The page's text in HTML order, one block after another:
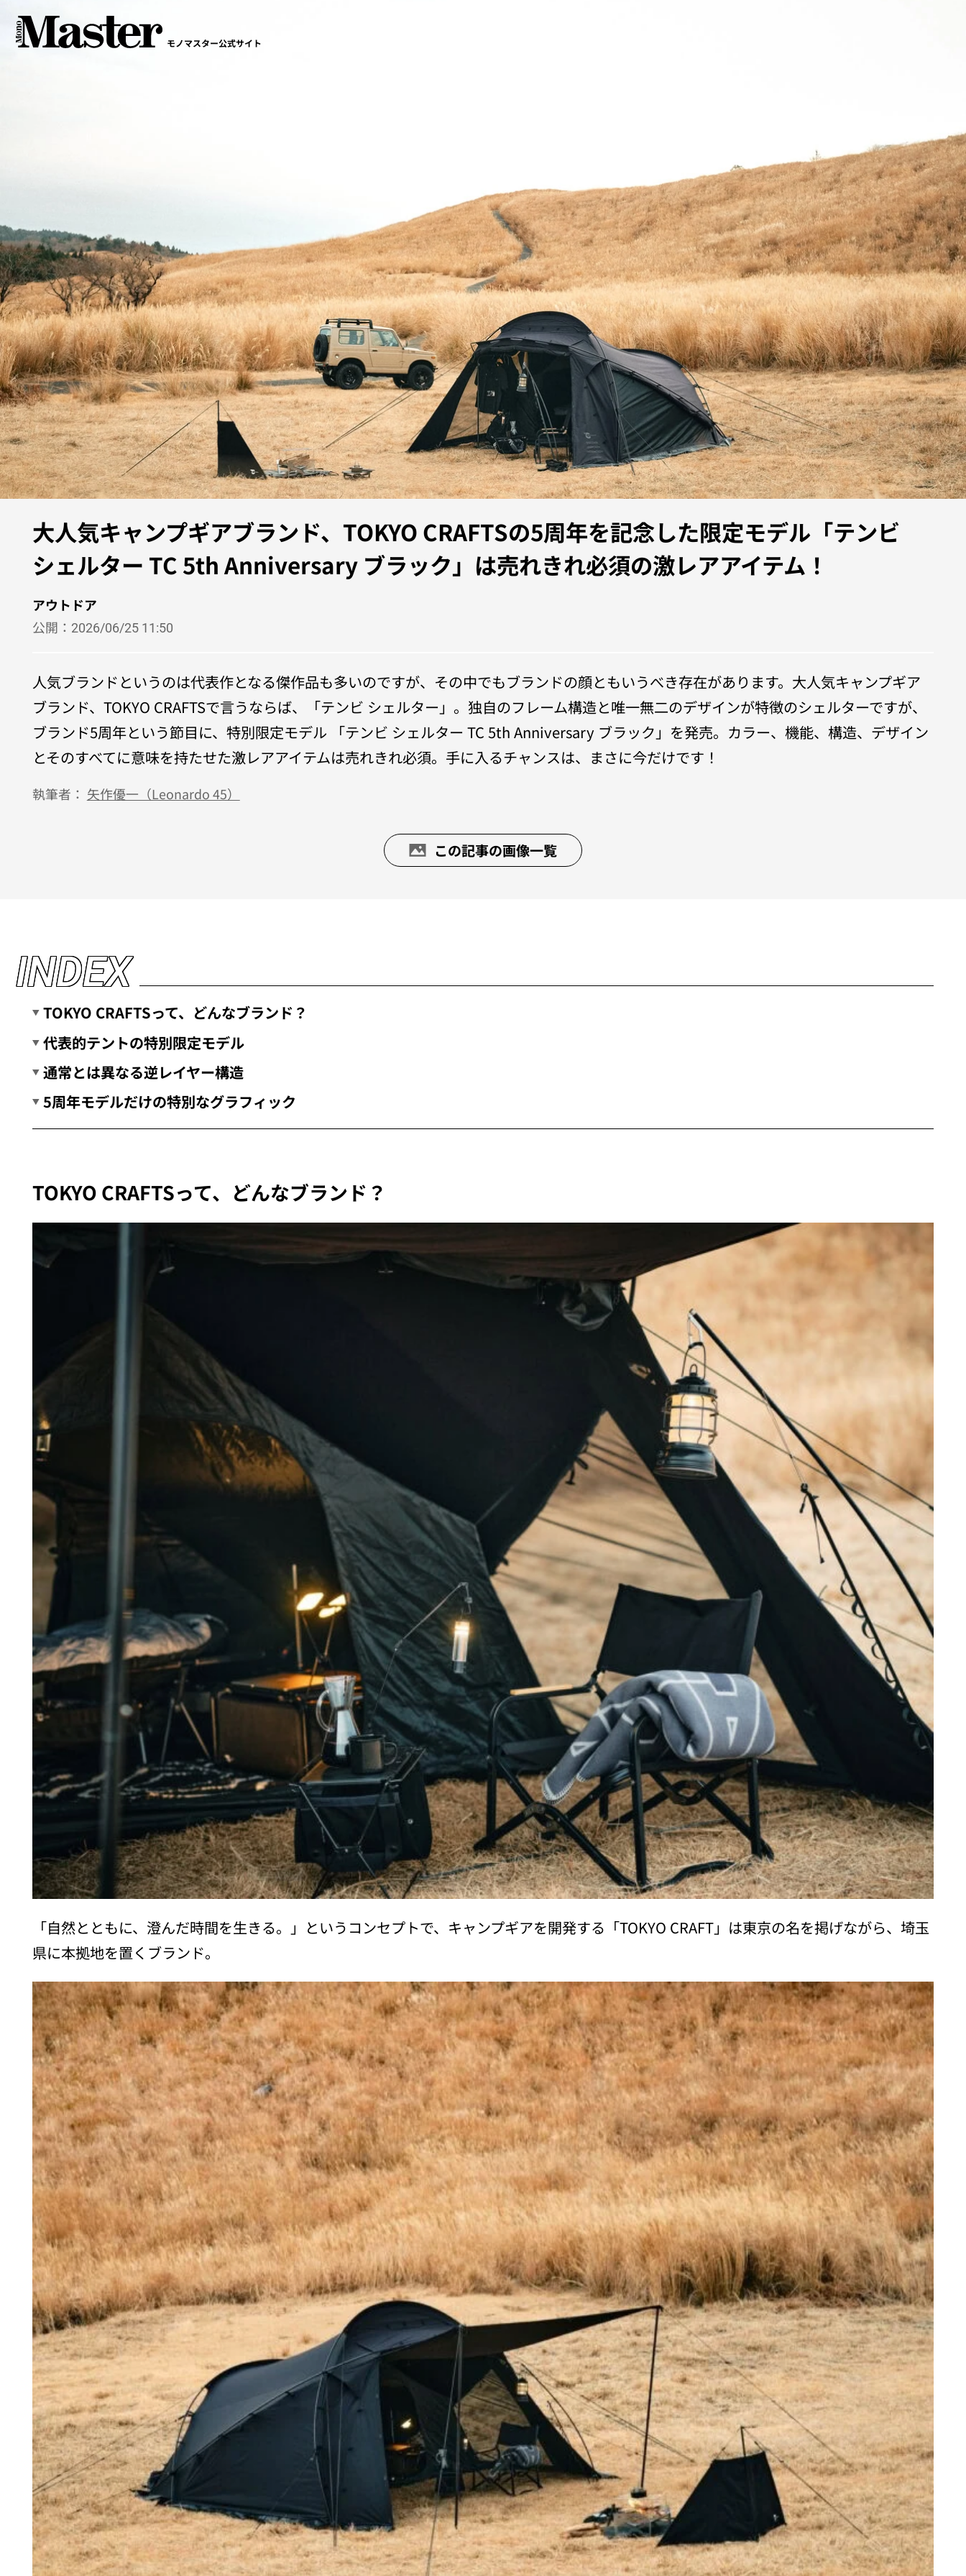
モノマスター公式サイト
大人気キャンプギアブランド、TOKYO CRAFTSの5周年を記念した限定モデル「テンビ
シェルター TC 5th Anniversary ブラック」は売れきれ必須の激レアアイテム！
アウトドア
公開： 2026/06/25 11:50
人気ブランドというのは代表作となる傑作品も多いのですが、その中でもブランドの顔ともいうべき存在があります。大人気キャンプギア
ブランド、TOKYO CRAFTSで言うならば、「テンビ シェルター」。独自のフレーム構造と唯一無二のデザインが特徴のシェルターですが、
ブランド5周年という節目に、特別限定モデル 「テンビ シェルター TC 5th Anniversary ブラック」を発売。カラー、機能、構造、デザイン
とそのすべてに意味を持たせた激レアアイテムは売れきれ必須。手に入るチャンスは、まさに今だけです！
執筆者： 矢作優一（Leonardo 45）
この記事の画像一覧
INDEX
TOKYO CRAFTSって、どんなブランド？
代表的テントの特別限定モデル
通常とは異なる逆レイヤー構造
5周年モデルだけの特別なグラフィック
TOKYO CRAFTSって、どんなブランド？
「自然とともに、澄んだ時間を生きる。」というコンセプトで、キャンプギアを開発する「TOKYO CRAFT」は東京の名を掲げながら、埼玉
県に本拠地を置くブランド。